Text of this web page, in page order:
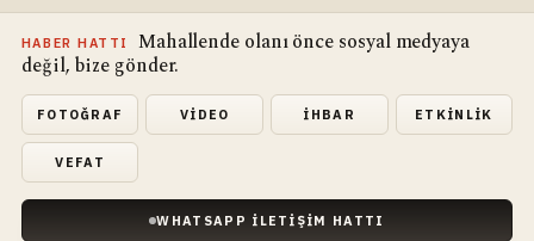
HABER HATTI
Mahallende olanı önce sosyal medyaya
değil, bize gönder.
FOTOĞRAF VIDEO İHBAR ETKINLIK
VEFAT
WHATSAPP İLETIŞIM HATTI